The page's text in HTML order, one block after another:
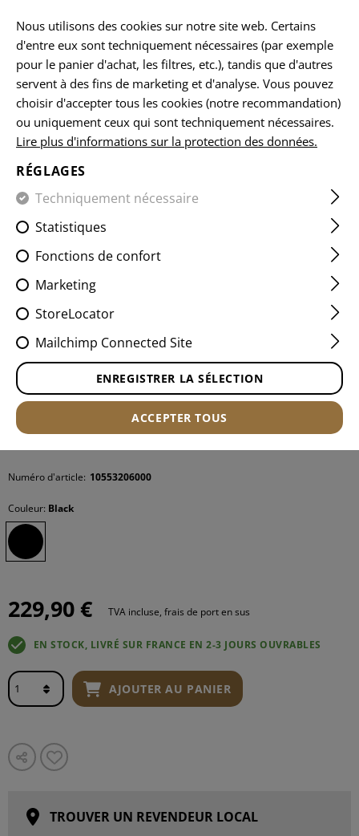
ACCUEIL ARMES À FEU ACCESSOIRES PROTÈGE-MAINS
AUG M-LOK HANDGUARD
Numéro d'article: 10553206000
Couleur: Black
229,90 € TVA incluse, frais de port en sus
EN STOCK, LIVRÉ SUR FRANCE EN 2-3 JOURS OUVRABLES
AJOUTER AU PANIER
TROUVER UN REVENDEUR LOCAL
Nous utilisons des cookies sur notre site web. Certains
d'entre eux sont techniquement nécessaires (par exemple
pour le panier d'achat, les filtres, etc.), tandis que d'autres
servent à des fins de marketing et d'analyse. Vous pouvez
choisir d'accepter tous les cookies (notre recommandation)
ou uniquement ceux qui sont techniquement nécessaires.
Lire plus d'informations sur la protection des données.
RÉGLAGES
Techniquement nécessaire
Statistiques
Fonctions de confort
Marketing
StoreLocator
Mailchimp Connected Site
ENREGISTRER LA SÉLECTION
ACCEPTER TOUS